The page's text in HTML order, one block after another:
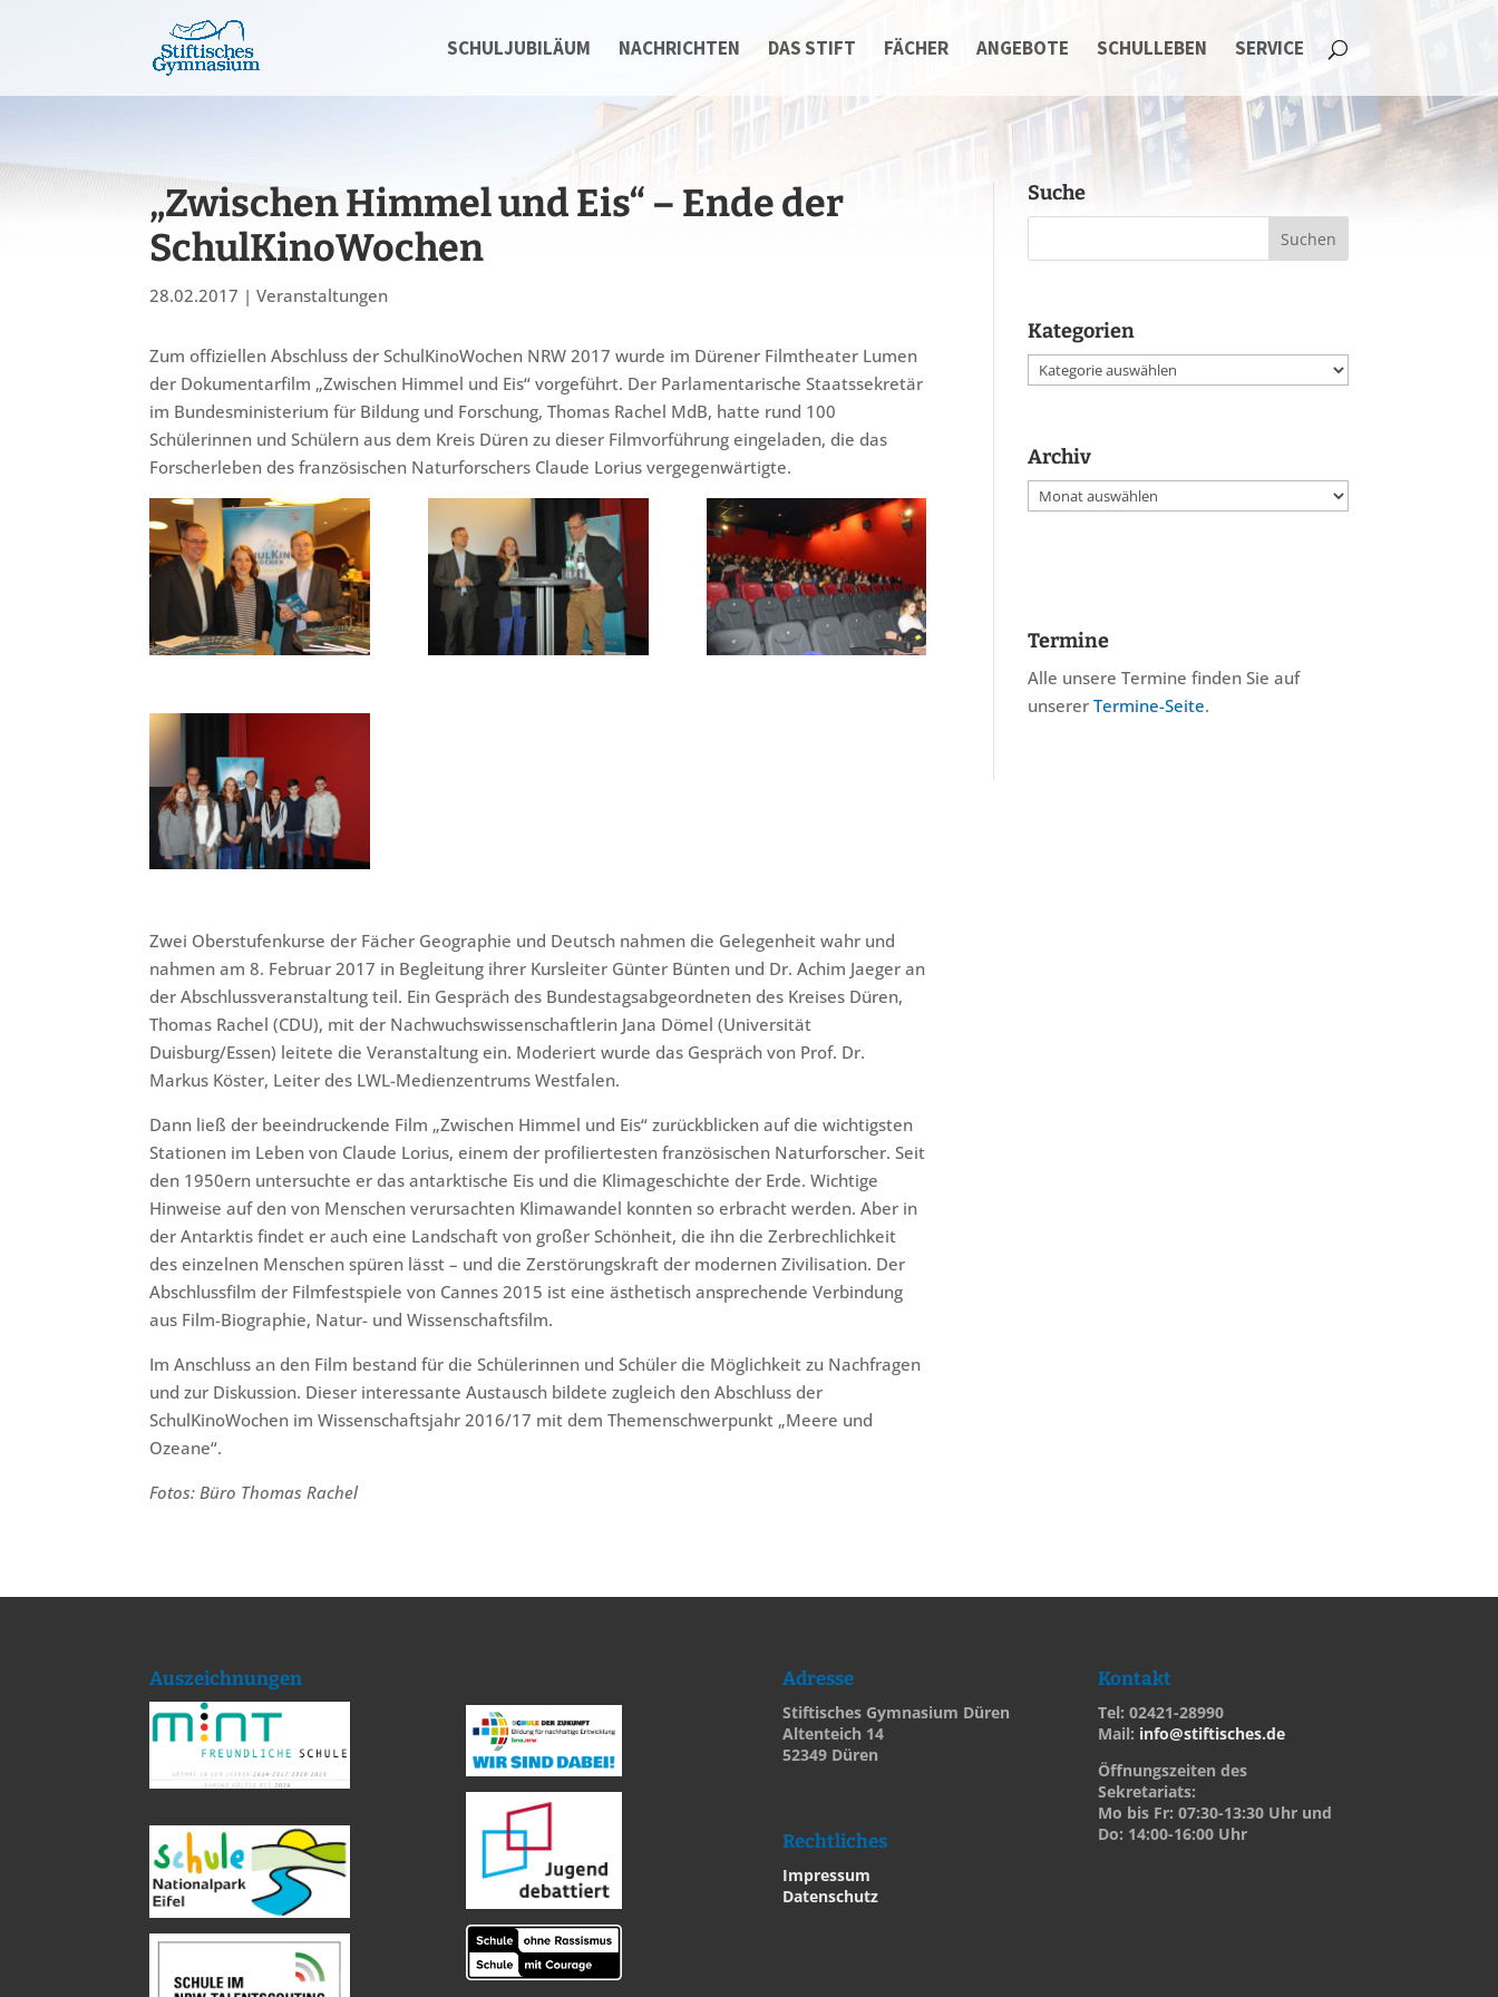
SCHULJUBILÄUM NACHRICHTEN DAS STIFT FÄCHER ANGEBOTE SCHULLEBEN SERVICE
„Zwischen Himmel und Eis“ – Ende der
SchulKinoWochen
28.02.2017 |Veranstaltungen
Zum offiziellen Abschluss der SchulKinoWochen NRW 2017 wurde im Dürener Filmtheater Lumen
der Dokumentarfilm „Zwischen Himmel und Eis“ vorgeführt. Der Parlamentarische Staatssekretär
im Bundesministerium für Bildung und Forschung, Thomas Rachel MdB, hatte rund 100
Schülerinnen und Schülern aus dem Kreis Düren zu dieser Filmvorführung eingeladen, die das
Forscherleben des französischen Naturforschers Claude Lorius vergegenwärtigte.
Zwei Oberstufenkurse der Fächer Geographie und Deutsch nahmen die Gelegenheit wahr und
nahmen am 8. Februar 2017 in Begleitung ihrer Kursleiter Günter Bünten und Dr. Achim Jaeger an
der Abschlussveranstaltung teil. Ein Gespräch des Bundestagsabgeordneten des Kreises Düren,
Thomas Rachel (CDU), mit der Nachwuchswissenschaftlerin Jana Dömel (Universität
Duisburg/Essen) leitete die Veranstaltung ein. Moderiert wurde das Gespräch von Prof. Dr.
Markus Köster, Leiter des LWL-Medienzentrums Westfalen.
Dann ließ der beeindruckende Film „Zwischen Himmel und Eis“ zurückblicken auf die wichtigsten
Stationen im Leben von Claude Lorius, einem der profiliertesten französischen Naturforscher. Seit
den 1950ern untersuchte er das antarktische Eis und die Klimageschichte der Erde. Wichtige
Hinweise auf den von Menschen verursachten Klimawandel konnten so erbracht werden. Aber in
der Antarktis findet er auch eine Landschaft von großer Schönheit, die ihn die Zerbrechlichkeit
des einzelnen Menschen spüren lässt – und die Zerstörungskraft der modernen Zivilisation. Der
Abschlussfilm der Filmfestspiele von Cannes 2015 ist eine ästhetisch ansprechende Verbindung
aus Film-Biographie, Natur- und Wissenschaftsfilm.
Im Anschluss an den Film bestand für die Schülerinnen und Schüler die Möglichkeit zu Nachfragen
und zur Diskussion. Dieser interessante Austausch bildete zugleich den Abschluss der
SchulKinoWochen im Wissenschaftsjahr 2016/17 mit dem Themenschwerpunkt „Meere und
Ozeane“.
Fotos: Büro Thomas Rachel
Suche
Kategorien
Kategorien
Archiv
Archiv
Termine
Alle unsere Termine finden Sie auf
unserer Termine-Seite.
Auszeichnungen Adresse
Stiftisches Gymnasium Düren
Altenteich 14
52349 Düren
Rechtliches
Impressum
Datenschutz
Kontakt
Tel: 02421-28990
Mail: info@stiftisches.de
Öffnungszeiten des
Sekretariats:
Mo bis Fr: 07:30-13:30 Uhr und
Do: 14:00-16:00 Uhr